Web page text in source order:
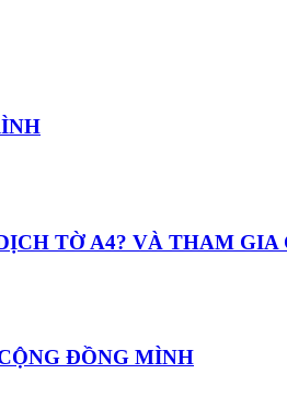
TỜ A4? VÀ THAM GIA
ĐỒNG MÌNH